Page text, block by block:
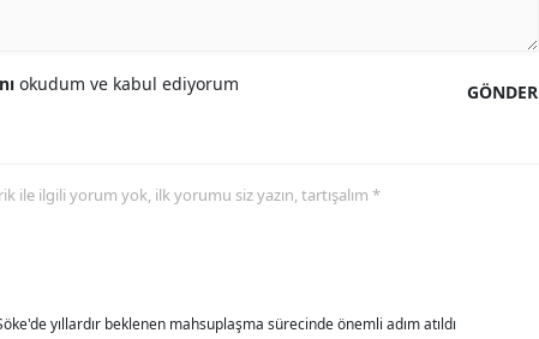
GÖNDER
okudum ve kabul ediyorum
ile ilgili yorum yok, ilk yorumu siz yazın, tartışalım *
yıllardır beklenen mahsuplaşma sürecinde önemli adım atıldı